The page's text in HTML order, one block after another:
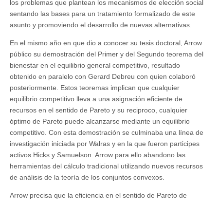
los problemas que plantean los mecanismos de elección social
sentando las bases para un tratamiento formalizado de este
asunto y promoviendo el desarrollo de nuevas alternativas.
En el mismo año en que dio a conocer su tesis doctoral, Arrow
público su demostración del Primer y del Segundo teorema del
bienestar en el equilibrio general competitivo, resultado
obtenido en paralelo con Gerard Debreu con quien colaboró
posteriormente. Estos teoremas implican que cualquier
equilibrio competitivo lleva a una asignación eficiente de
recursos en el sentido de Pareto y su reciproco, cualquier
óptimo de Pareto puede alcanzarse mediante un equilibrio
competitivo. Con esta demostración se culminaba una línea de
investigación iniciada por Walras y en la que fueron participes
activos Hicks y Samuelson. Arrow para ello abandono las
herramientas del cálculo tradicional utilizando nuevos recursos
de análisis de la teoría de los conjuntos convexos.
Arrow precisa que la eficiencia en el sentido de Pareto de